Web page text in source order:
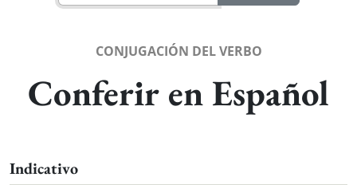
CONJUGACIÓN DEL VERBO
Conferir en Español
Indicativo